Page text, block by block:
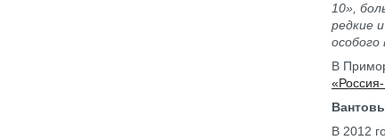
10»,
редкие
особого
В
В 2012